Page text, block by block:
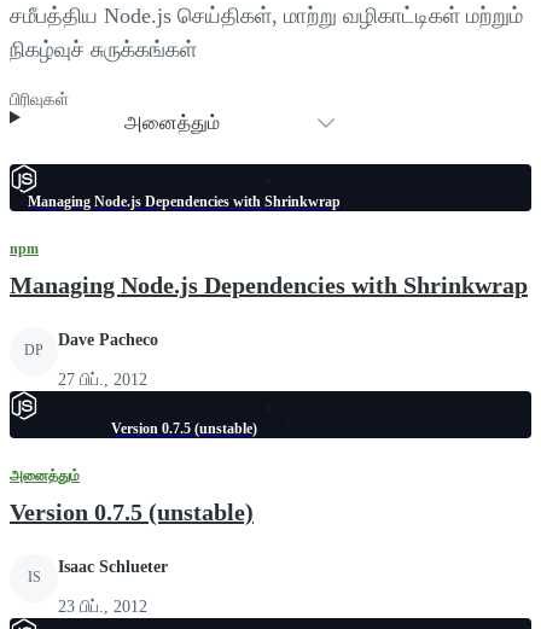
சமீபத்திய Node.js செய்திகள், மாற்று வழிகாட்டிகள் மற்றும்
நிகழ்வுச் சுருக்கங்கள்
பிரிவுகள்
அனைத்தும்
Managing Node.js Dependencies with Shrinkwrap
npm
Managing Node.js Dependencies with Shrinkwrap
DP
Dave Pacheco
27 பிப்., 2012
Version 0.7.5 (unstable)
அனைத்தும்
Version 0.7.5 (unstable)
IS
Isaac Schlueter
23 பிப்., 2012